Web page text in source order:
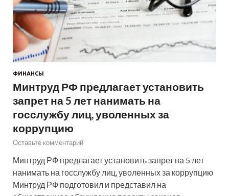
ФИНАНСЫ
Минтруд РФ предлагает установить
запрет на 5 лет нанимать на
госслужбу лиц, уволенных за
коррупцию
Оставьте комментарий
Минтруд РФ предлагает установить запрет на 5 лет
нанимать на госслужбу лиц, уволенных за коррупцию
Минтруд РФ подготовил и представил на